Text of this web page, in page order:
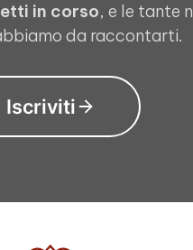
in corso, e le tante
da raccontarti.
Iscriviti